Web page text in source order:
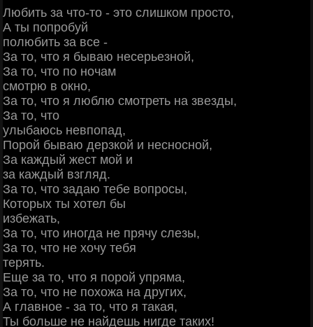
Любить за что-то - это слишком просто,
А ты попробуй
полюбить за все -
За то, что я бываю несерьезной,
За то, что по ночам
смотрю в окно,
За то, что я люблю смотреть на звезды,
За то, что
улыбаюсь невпопад,
Порой бываю дерзкой и несносной,
За каждый жест мой и
за каждый взгляд.
За то, что задаю тебе вопросы,
Которых ты хотел бы
избежать,
За то, что иногда не прячу слезы,
За то, что не хочу тебя
терять.
Еще за то, что я порой упряма,
За то, что не похожа на других,
А главное - за то, что я такая,
Ты больше не найдешь нигде таких!